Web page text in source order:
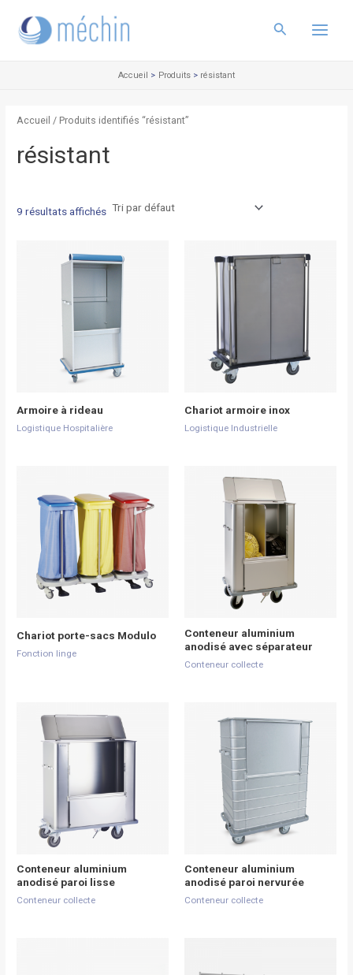
contenu
Rechercher
Menu
Accueil Produits résistant
Accueil / Produits identifiés “résistant”
résistant
9 résultats affichés
Armoire à rideau
Logistique Hospitalière
Chariot armoire inox
Logistique Industrielle
Chariot porte-sacs Modulo
Fonction linge
Conteneur aluminium
anodisé avec séparateur
Conteneur collecte
Conteneur aluminium
anodisé paroi lisse
Conteneur collecte
Conteneur aluminium
anodisé paroi nervurée
Conteneur collecte